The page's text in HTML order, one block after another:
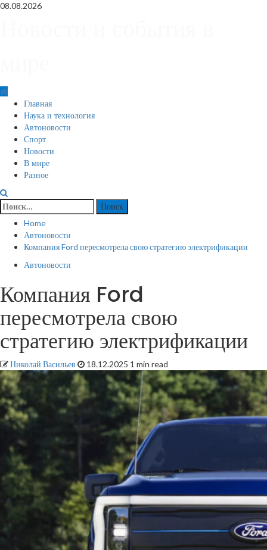
Skip
08.08.2026
Primary
Menu
Главная
Наука и технология
Автоновости
Спорт
Новости
В мире
Разное
Найти:
Home
Автоновости
Компания Ford пересмотрела свою стратегию электрификации
Автоновости
Компания Ford
пересмотрела свою
стратегию электрификации
Николай Васильев 18.12.2025 1 min read